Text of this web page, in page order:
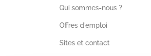
Qui sommes-nous ?
Offres d'emploi
Sites et contact